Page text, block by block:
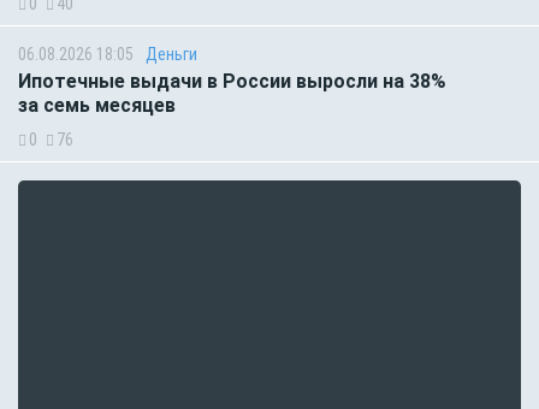
0 40
06.08.2026 18:05 Деньги
Ипотечные выдачи в России выросли на 38%
за семь месяцев
0 76